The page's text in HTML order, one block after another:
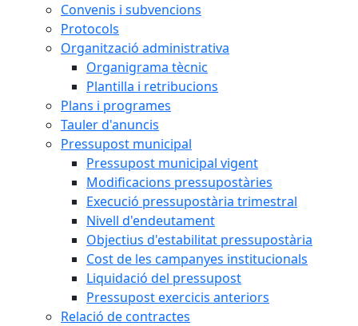
Convenis i subvencions
Protocols
Organització administrativa
Organigrama tècnic
Plantilla i retribucions
Plans i programes
Tauler d'anuncis
Pressupost municipal
Pressupost municipal vigent
Modificacions pressupostàries
Execució pressupostària trimestral
Nivell d'endeutament
Objectius d'estabilitat pressupostària
Cost de les campanyes institucionals
Liquidació del pressupost
Pressupost exercicis anteriors
Relació de contractes